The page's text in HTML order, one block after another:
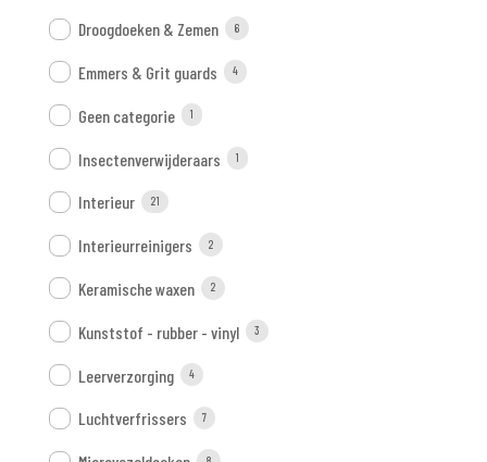
Droogdoeken & Zemen 6
Emmers & Grit guards 4
Geen categorie 1
Insectenverwijderaars 1
Interieur 21
Interieurreinigers 2
Keramische waxen 2
Kunststof - rubber - vinyl 3
Leerverzorging 4
Luchtverfrissers 7